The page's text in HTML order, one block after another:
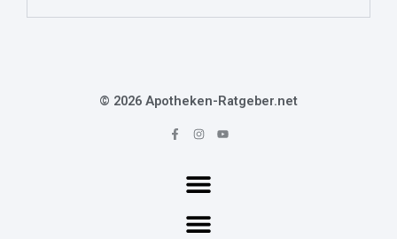
© 2026 Apotheken-Ratgeber.net
F
a
I
n
a
g
m
Y
o